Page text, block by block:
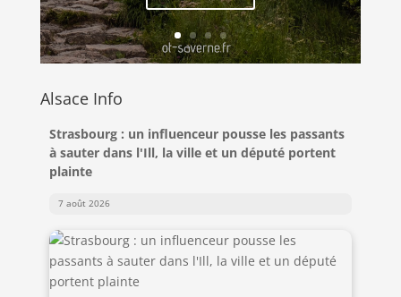
Alsace Info
Strasbourg : un influenceur pousse les passants
à sauter dans l'Ill, la ville et un député portent
plainte
7 août 2026